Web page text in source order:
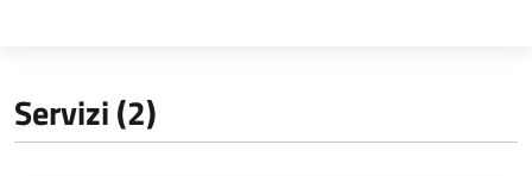
Servizi (2)